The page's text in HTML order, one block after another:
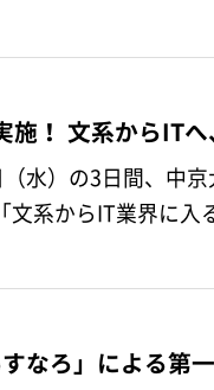
施！ 文系からIT
水）の3日間、中
文系からIT業界に
なろ」による第